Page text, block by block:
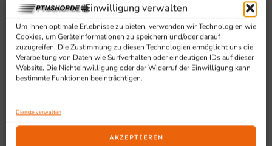
Einwilligung verwalten
Um Ihnen optimale Erlebnisse zu bieten, verwenden wir Technologien wie
Cookies, um Geräteinformationen zu speichern und/oder darauf
zuzugreifen. Die Zustimmung zu diesen Technologien ermöglicht uns die
Verarbeitung von Daten wie Surfverhalten oder eindeutigen IDs auf dieser
Website. Die Nichteinwilligung oder der Widerruf der Einwilligung kann
bestimmte Funktionen beeinträchtigen.
Dienste verwalten
AKZEPTIEREN